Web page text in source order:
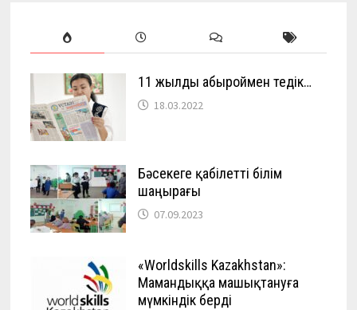
11 жылды абыроймен өтедік…
18.03.2022
Бәсекеге қабілетті білім
шаңырағы
07.09.2023
«Worldskills Kazakhstan»:
Мамандыққа машықтануға
мүмкіндік берді